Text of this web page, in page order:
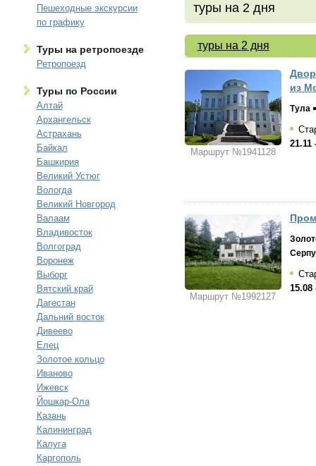
Пешеходные экскурсии
по графику
Туры на ретропоезде
Ретропоезд
Туры по России
Алтай
Архангельск
Астрахань
Байкал
Башкирия
Великий Устюг
Вологда
Великий Новгород
Валаам
Владивосток
Волгоград
Воронеж
Выборг
Вятский край
Дагестан
Дальний восток
Дивеево
Елец
Золотое кольцо
Иваново
Ижевск
Йошкар-Ола
Казань
Калининград
Калуга
Каргополь
туры на 2 дня
туры на 2 дня
Маршрут №1941128
из
Тула
21.11
Маршрут №1992127
15.08